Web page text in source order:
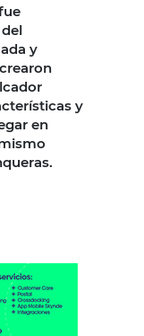
y
y
en